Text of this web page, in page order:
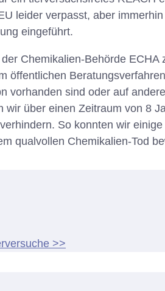
leider verpasst, aber
eingeführt.
Chemikalien-Behörde ECHA
öffentlichen
vorhanden sind oder auf
über einen Zeitraum von 8
So konnten wir einige
qualvollen Chemikalien-Tod
>>